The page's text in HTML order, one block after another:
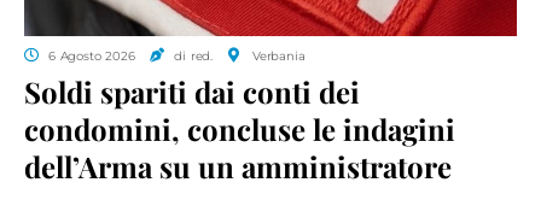
6 Agosto 2026 di red. Verbania
Soldi spariti dai conti dei
condomini, concluse le indagini
dell’Arma su un amministratore